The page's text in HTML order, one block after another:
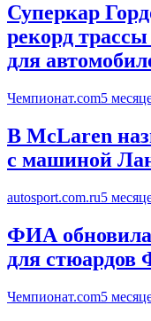
Суперкар
рекорд
для
Чемпионат.com5
В McLaren
с машиной
autosport.com.ru5
ФИА
для стюардов
Чемпионат.com5